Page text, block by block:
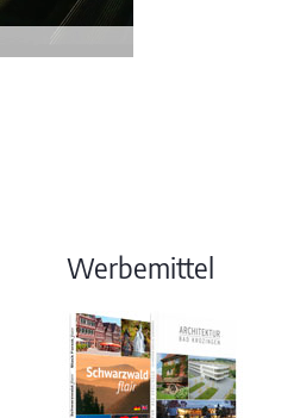
Werbemittel